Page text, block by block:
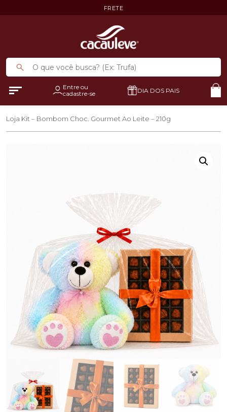
FRETE
Entre ou
cadastre-se
DIA DOS PAIS
Loja Kit – Bombom Choc. Gourmet Ao Leite – 210g